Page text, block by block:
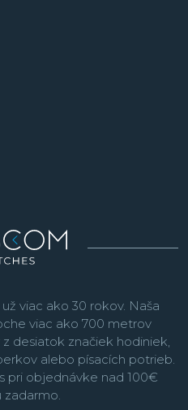
viac ako 30 rokov. Naša
viac ako 700 metrov
desiatok značiek hodiniek,
alebo písacích potrieb.
pri objednávke nad 100€
zadarmo.